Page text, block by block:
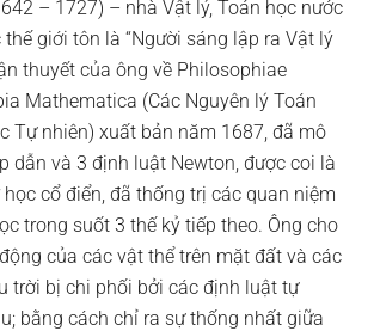
– 1727) – nhà Vật lý, Toán học nước
giới tôn là “Người sáng lập ra Vật lý
thuyết của ông về Philosophiae
Mathematica (Các Nguyên lý Toán
Tự nhiên) xuất bản năm 1687, đã mô
dẫn và 3 định luật Newton, được coi là
cổ điển, đã thống trị các quan niệm
trong suốt 3 thế kỷ tiếp theo. Ông cho
của các vật thể trên mặt đất và các
trời bị chi phối bởi các định luật tự
bằng cách chỉ ra sự thống nhất giữa